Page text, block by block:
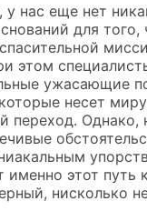
у нас еще нет
для того,
этом
ужасающие
несет
переход. Однако,
именно этот путь
нисколько